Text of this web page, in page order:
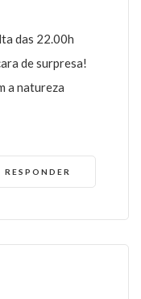
das 22.00h
de surpresa!
a natureza
RESPONDER